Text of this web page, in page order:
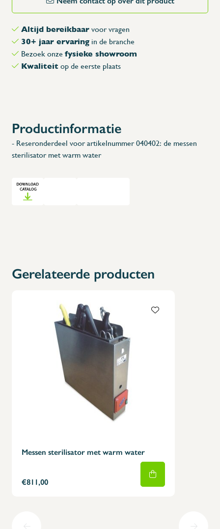
Altijd bereikbaar voor vragen
30+ jaar ervaring in de branche
Bezoek onze fysieke showroom
Kwaliteit op de eerste plaats
Productinformatie
- Reseronderdeel voor artikelnummer 040402: de messen
sterilisator met warm water
Gerelateerde producten
Messen sterilisator met warm water
€811,00